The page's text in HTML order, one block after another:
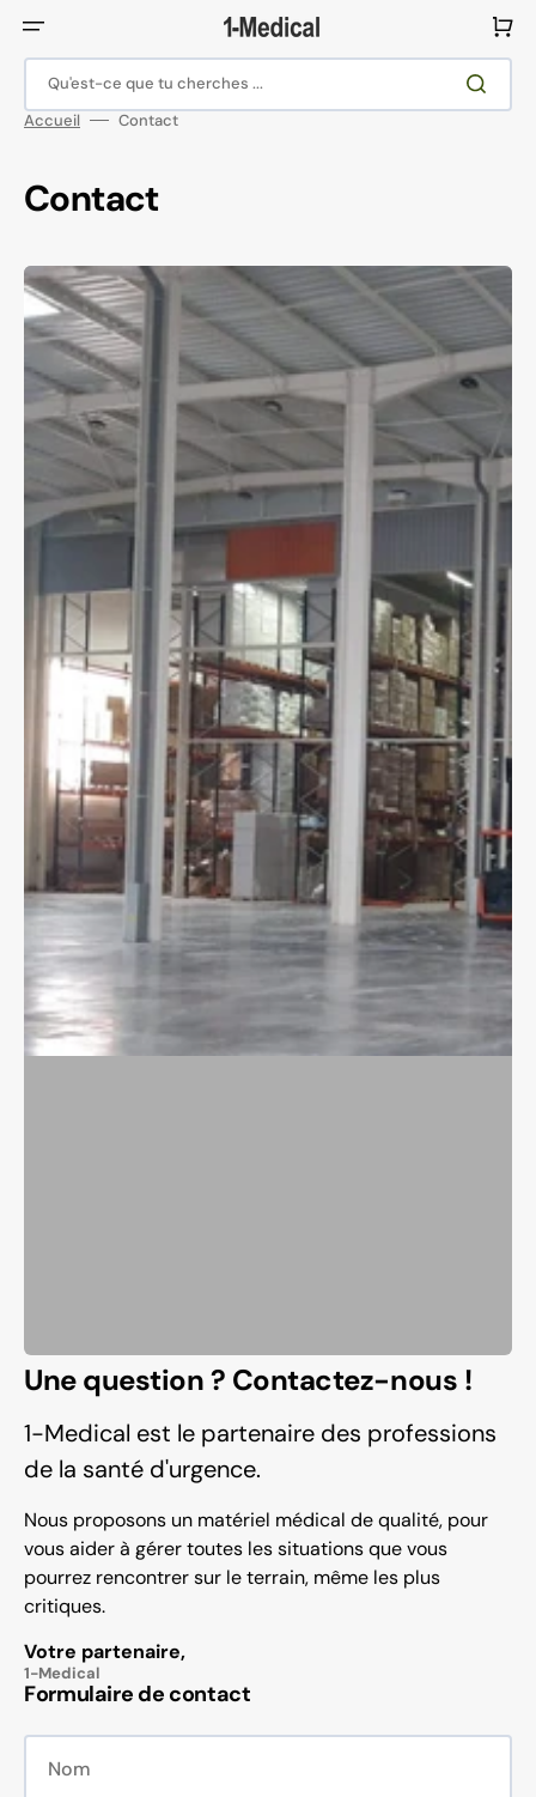
passer
Qu'est-ce que tu cherches ...
Panier
Accueil Contact
Contact
Formulaire de contact
Nom
Une question ? Contactez-nous !
1-Medical est le partenaire des professions
de la santé d'urgence.
Nous proposons un matériel médical de qualité, pour
vous aider à gérer toutes les situations que vous
pourrez rencontrer sur le terrain, même les plus
critiques.
Votre partenaire,
1-Medical